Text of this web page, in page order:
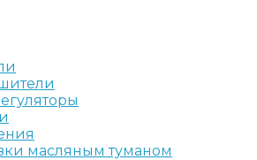
масляным туманом